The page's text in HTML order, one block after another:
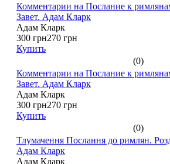
Комментарии на Послание к
Завет. Адам Кларк
Адам Кларк
300 грн270 грн
Купить
(0)
Комментарии на Послание к
Завет. Адам Кларк
Адам Кларк
300 грн270 грн
Купить
(0)
Тлумачення Послання до римлян.
Адам Кларк
Адам Кларк